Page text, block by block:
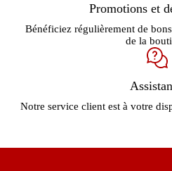
Promotions et
Bénéficiez régulièrement de
de la
Notre service client est à votre